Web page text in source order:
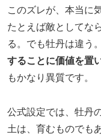
このズレが、本当に
たとえば敵としてな
る。でも牡丹は違う。
することに価値を置
もかなり異質です。
公式設定では、牡丹
土は、育むものでも